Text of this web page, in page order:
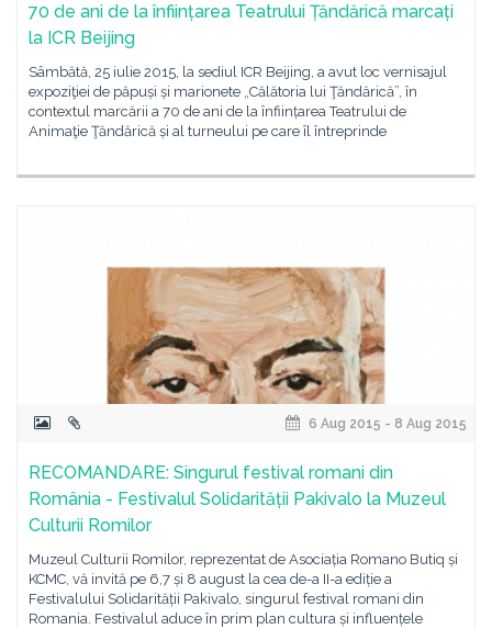
70 de ani de la înființarea Teatrului Țăndărică marcați
la ICR Beijing
Sâmbătă, 25 iulie 2015, la sediul ICR Beijing, a avut loc vernisajul
expoziţiei de păpuși și marionete „Călătoria lui Ţăndărică”, în
contextul marcării a 70 de ani de la înființarea Teatrului de
Animaţie Ţăndărică și al turneului pe care îl întreprinde
6 Aug 2015 - 8 Aug 2015
RECOMANDARE: Singurul festival romani din
România - Festivalul Solidarității Pakivalo la Muzeul
Culturii Romilor
Muzeul Culturii Romilor, reprezentat de Asociația Romano Butiq și
KCMC, vă invită pe 6,7 și 8 august la cea de-a II-a ediție a
Festivalului Solidarității Pakivalo, singurul festival romani din
Romania. Festivalul aduce în prim plan cultura și influențele